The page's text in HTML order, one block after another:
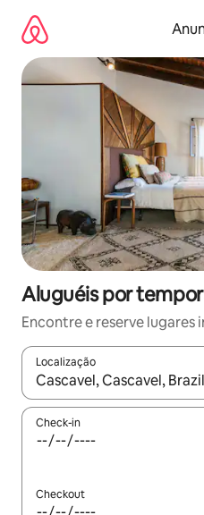
para
conteúdo
Aluguéis por
Encontre e reserve lugares
Localização
Quando os resultados
Check-in
Checkout